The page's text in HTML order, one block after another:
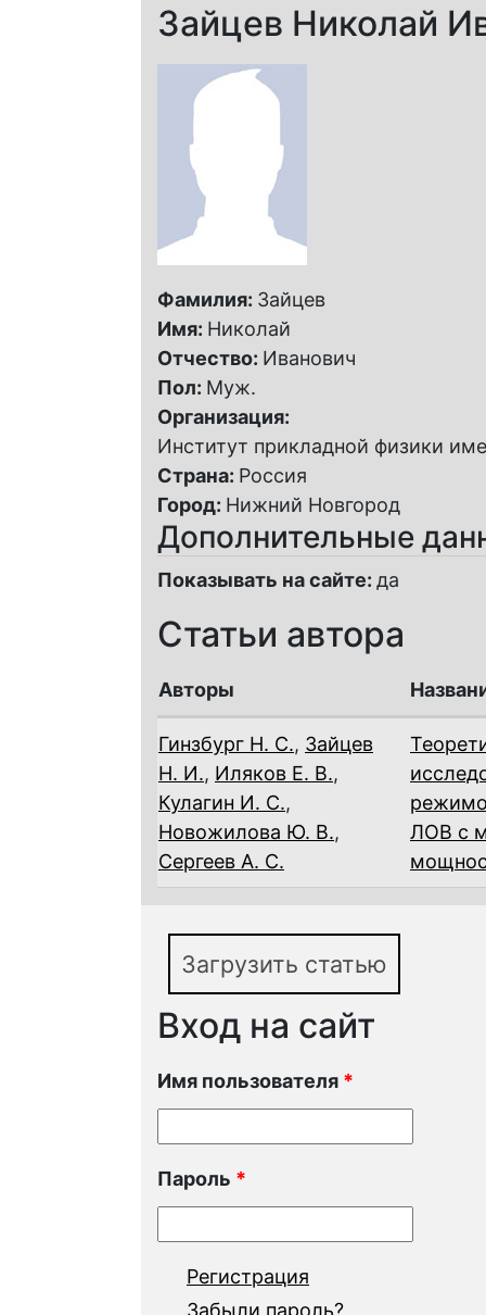
Зайцев Николай
Фамилия: Зайцев
Имя: Николай
Отчество: Иванович
Пол: Муж.
Организация:
Институт прикладной физики
Страна: Россия
Город: Нижний Новгород
Дополнительные
Показывать на сайте: да
Статьи автора
Авторы
Гинзбург Н. С., Зайцев
Н. И., Иляков Е. В.,
Кулагин И. С.,
Новожилова Ю. В.,
Сергеев А. С.
ЛОВ с
Загрузить статью
Вход на сайт
Имя пользователя *
Пароль *
Регистрация
Забыли пароль?